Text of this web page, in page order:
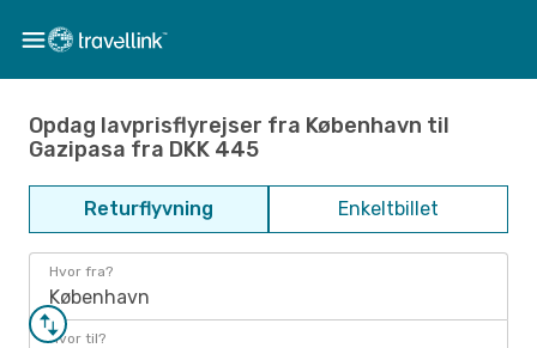
Opdag lavprisflyrejser fra København til
Gazipasa fra DKK 445
Returflyvning Enkeltbillet
Hvor fra?
København
Hvor til?